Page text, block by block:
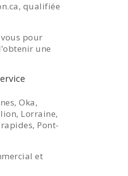
qualifiée
pour
une
Oka,
Lorraine,
Pont-
et